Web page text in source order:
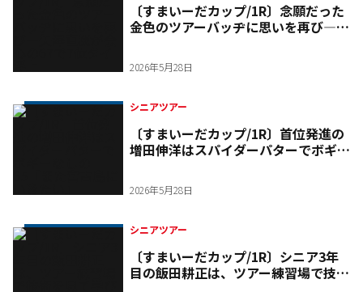
〔すまいーだカップ/1R〕念願だった
金色のツアーバッヂに思いを再び―矢
2026年5月28日
シニアツアー
〔すまいーだカップ/1R〕首位発進の
増田伸洋はスパイダーパターでボギー
2026年5月28日
シニアツアー
〔すまいーだカップ/1R〕シニア3年
目の飯田耕正は、ツアー練習場で技術